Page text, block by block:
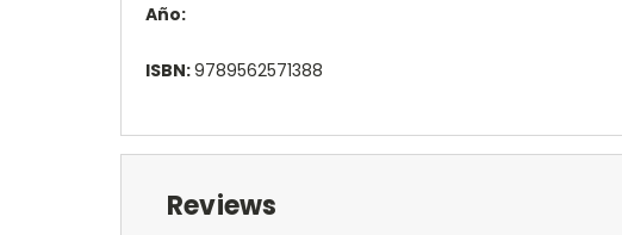
Año:
ISBN:9789562571388
Reviews